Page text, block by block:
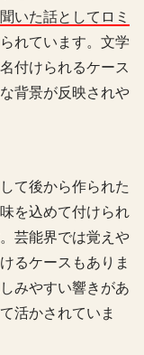
いた話としてロミ
れています。文学
付けられるケース
背景が反映されや
て後から作られた
を込めて付けられ
芸能界では覚えや
るケースもありま
みやすい響きがあ
活かされていま